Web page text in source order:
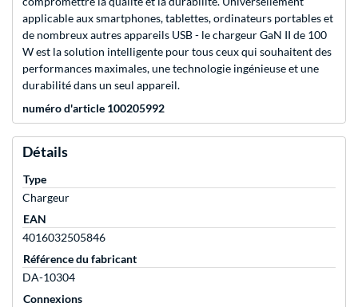
applicable aux smartphones, tablettes, ordinateurs portables et
de nombreux autres appareils USB - le chargeur GaN II de 100
W est la solution intelligente pour tous ceux qui souhaitent des
performances maximales, une technologie ingénieuse et une
durabilité dans un seul appareil.
numéro d'article 100205992
Détails
Type
Chargeur
EAN
4016032505846
Référence du fabricant
DA-10304
Connexions